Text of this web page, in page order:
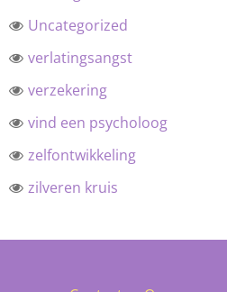
Uncategorized
verlatingsangst
verzekering
vind een psycholoog
zelfontwikkeling
zilveren kruis